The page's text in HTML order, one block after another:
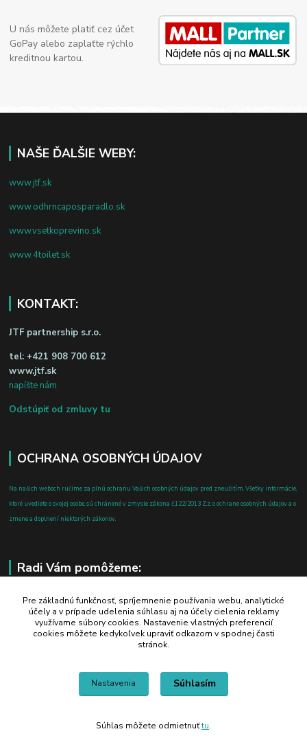
U nás môžete platiť cez účet
GoPay alebo zaplaťte rýchlo
kreditnou kartou.
NAŠE ĎALŠIE WEBY:
www.jtf.sk
www.odhrncaposparadlo.sk
www.vsetkoprevino.sk
www.4toilet.sk
KONTAKT:
JTF partnership s.r.o.
tel: +421 908 700 612
www.jtf.sk
napíšte nám
Odstúpiť od zmluvy tu
OCHRANA OSOBNÝCH ÚDAJOV
Na našich weboch ručíme za plnú ochranu Vašich osobných údajov pred zneužitím. Všetky informácie,
ktoré uvediete o svojej osobe, sú chránené v zmysle zákona č.122/2013 Z.z. o ochrane osobných údajov a o
zmene a doplnení niektorých zákonov.
Radi Vám pomôžeme:
+421 908 700 612
po-pia: 8.00 - 16.00
business@jtf.sk
Pre základnú funkčnosť, spríjemnenie používania webu, analytické
účely a v prípade udelenia súhlasu aj na účely cielenia reklamy
využívame súbory cookies. Nastavenie vlastných preferencií
cookies môžete kedykoľvek upraviť odkazom v spodnej časti
stránok.
Nastavenia Súhlasím
Súhlas môžete odmietnuťtu.